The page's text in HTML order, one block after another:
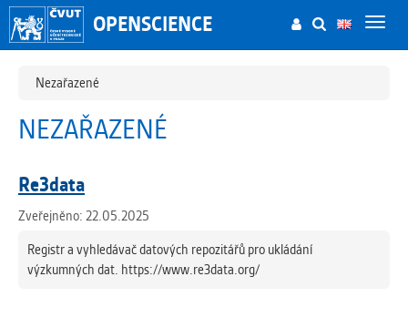
Toggle
OPENSCIENCE
Nezařazené
NEZAŘAZENÉ
Re3data
Zveřejněno: 22.05.2025
Registr a vyhledávač datových repozitářů pro ukládání
výzkumných dat. https://www.re3data.org/